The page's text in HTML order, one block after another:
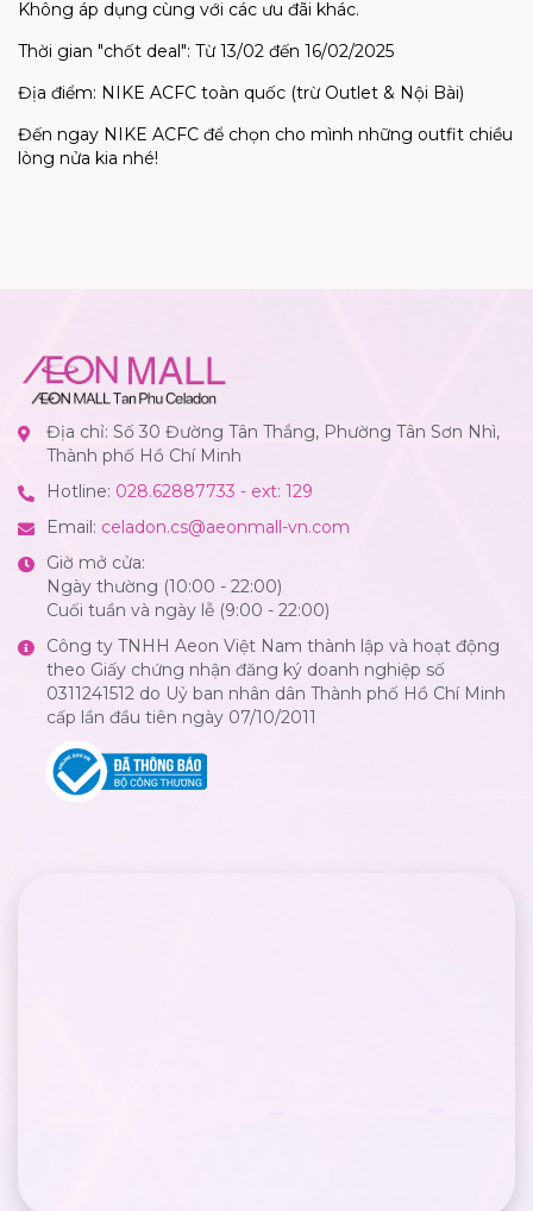
Không áp dụng cùng với các ưu đãi khác.
Thời gian "chốt deal": Từ 13/02 đến 16/02/2025
Địa điểm: NIKE ACFC toàn quốc (trừ Outlet & Nội Bài)
Đến ngay NIKE ACFC để chọn cho mình những outfit chiều
lòng nửa kia nhé!
Địa chỉ: Số 30 Đường Tân Thắng, Phường Tân Sơn Nhì,
Thành phố Hồ Chí Minh
Hotline: 028.62887733 - ext: 129
Email: celadon.cs@aeonmall-vn.com
Giờ mở cửa:
Ngày thường (10:00 - 22:00)
Cuối tuần và ngày lễ (9:00 - 22:00)
Công ty TNHH Aeon Việt Nam thành lập và hoạt động
theo Giấy chứng nhận đăng ký doanh nghiệp số
0311241512 do Uỷ ban nhân dân Thành phố Hồ Chí Minh
cấp lần đầu tiên ngày 07/10/2011